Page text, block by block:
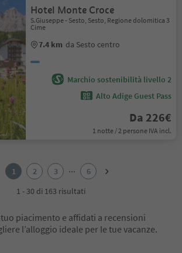
Hotel Monte Croce
S.Giuseppe - Sesto, Sesto, Regione dolomitica 3
Cime
7.4 km da Sesto centro
Marchio sostenibilità livello 2
Alto Adige Guest Pass
Da 226€
1 notte / 2 persone IVA incl.
1 2 3 ...
6
1 - 30 di 163 risultati
piacimento e affidati a recensioni
l’alloggio ideale per le tue vacanze.